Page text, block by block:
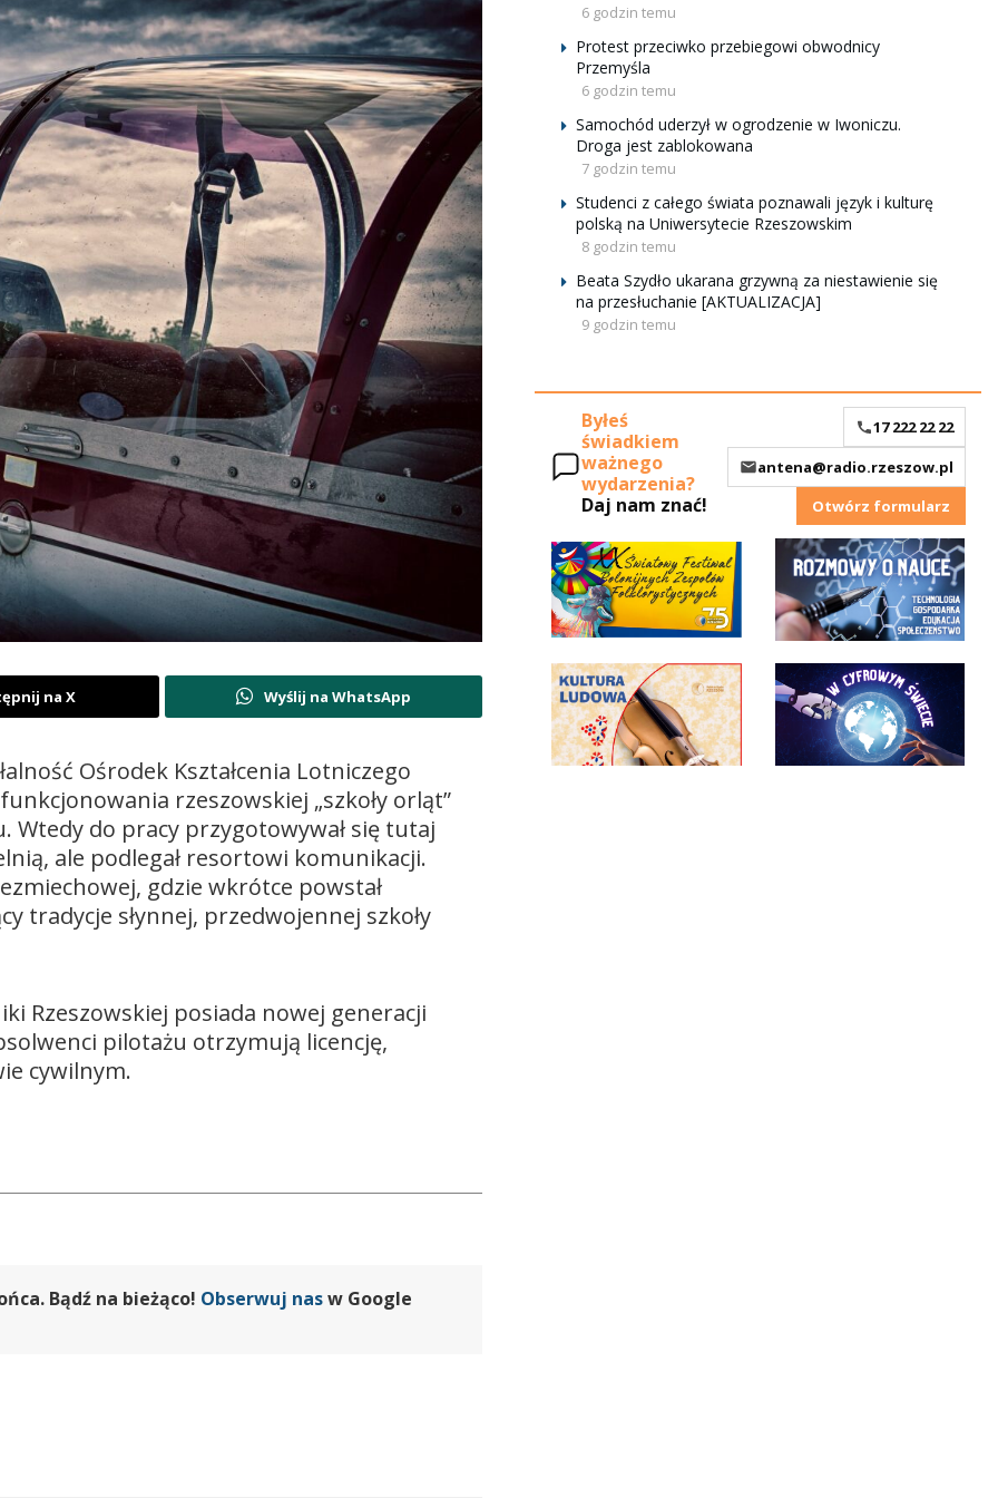
na X Wyślij na WhatsApp
Ośrodek Kształcenia Lotniczego
rzeszowskiej „szkoły orląt”
Wtedy do pracy przygotowywał się tutaj
ale podlegał resortowi komunikacji.
gdzie wkrótce powstał
tradycje słynnej, przedwojennej szkoły
Rzeszowskiej posiada nowej generacji
pilotażu otrzymują licencję,
cywilnym.
Bądź na bieżąco! Obserwuj nasw Google
6 godzin temu
Protest przeciwko przebiegowi obwodnicy
Przemyśla
6 godzin temu
Samochód uderzył w ogrodzenie w Iwoniczu.
Droga jest zablokowana
7 godzin temu
Studenci z całego świata poznawali język i kulturę
polską na Uniwersytecie Rzeszowskim
8 godzin temu
Beata Szydło ukarana grzywną za niestawienie się
na przesłuchanie [AKTUALIZACJA]
9 godzin temu
Byłeś
świadkiem
ważnego
wydarzenia?
Daj nam znać!
17 222 22 22
antena@radio.rzeszow.pl
Otwórz formularz